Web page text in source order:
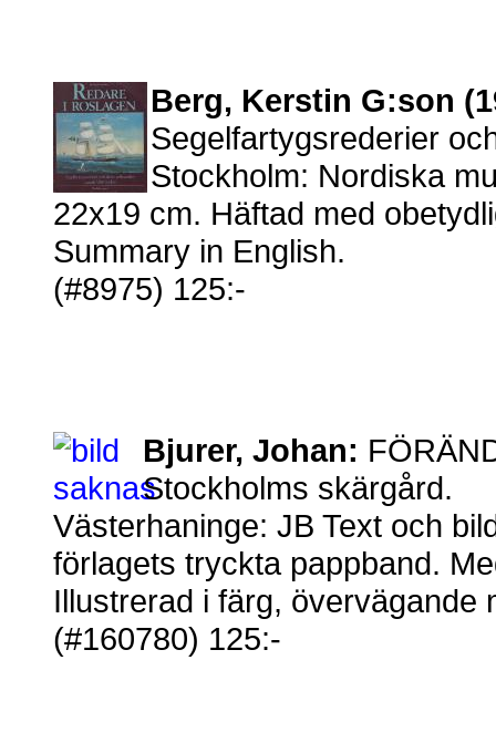
Berg, Kerstin G:son
Segelfartygsrederier
Stockholm: Nordiska
22x19 cm. Häftad med
Summary in English.
(#8975) 125:-
Bjurer, Johan:
Stockholms skärgård.
Västerhaninge: JB Text och
förlagets tryckta pappband.
Illustrerad i färg, övervägande
(#160780) 125:-